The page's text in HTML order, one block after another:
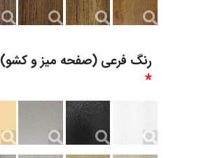
رنگ فرعی (صفحه میز و کشو)
*